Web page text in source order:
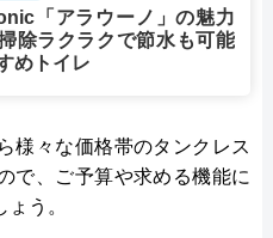
「アラウーノ」の魅力
除ラクラクで節水も可能
めトイレ
様々な価格帯のタンクレス
で、ご予算や求める機能に
う。